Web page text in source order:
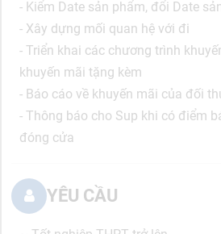
- Kiểm Date sản phẩm, đổi Date
- Xây dựng mối quan hệ với đi
- Triển khai các chương trình
khuyến mãi tặng kèm
- Báo cáo về khuyến mãi của đối
- Thông báo cho Sup khi có điểm
đóng cửa
YÊU CẦU